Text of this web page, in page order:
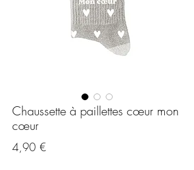
Chaussette à paillettes cœur mon
cœur
4,90 €